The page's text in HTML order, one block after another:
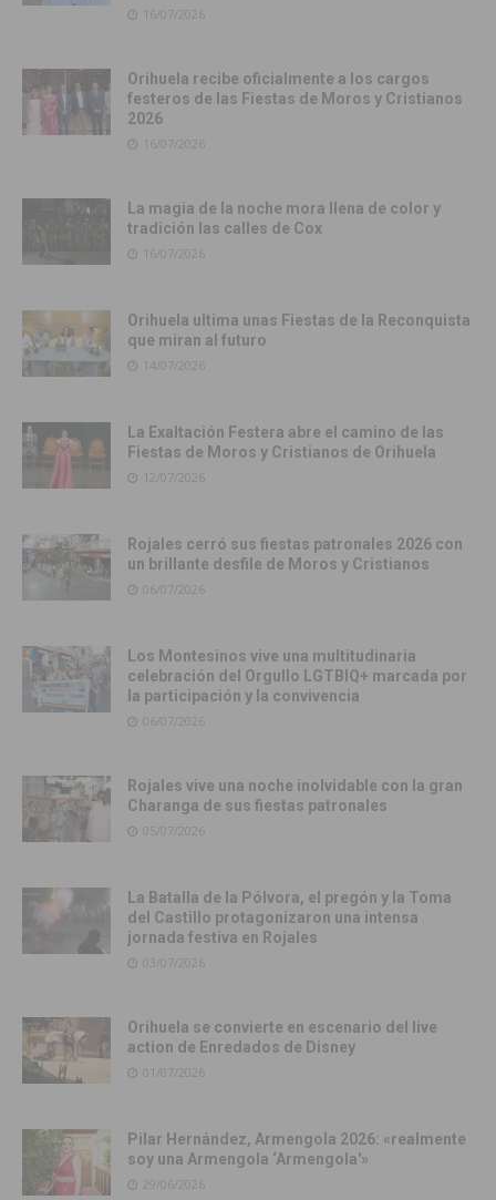
16/07/2026
Orihuela recibe oficialmente a los cargos
festeros de las Fiestas de Moros y Cristianos
2026
16/07/2026
La magia de la noche mora llena de color y
tradición las calles de Cox
16/07/2026
Orihuela ultima unas Fiestas de la Reconquista
que miran al futuro
14/07/2026
La Exaltación Festera abre el camino de las
Fiestas de Moros y Cristianos de Orihuela
12/07/2026
Rojales cerró sus fiestas patronales 2026 con
un brillante desfile de Moros y Cristianos
06/07/2026
Los Montesinos vive una multitudinaria
celebración del Orgullo LGTBIQ+ marcada por
la participación y la convivencia
06/07/2026
Rojales vive una noche inolvidable con la gran
Charanga de sus fiestas patronales
05/07/2026
La Batalla de la Pólvora, el pregón y la Toma
del Castillo protagonizaron una intensa
jornada festiva en Rojales
03/07/2026
Orihuela se convierte en escenario del live
action de Enredados de Disney
01/07/2026
Pilar Hernández, Armengola 2026: «realmente
soy una Armengola ‘Armengola'»
29/06/2026